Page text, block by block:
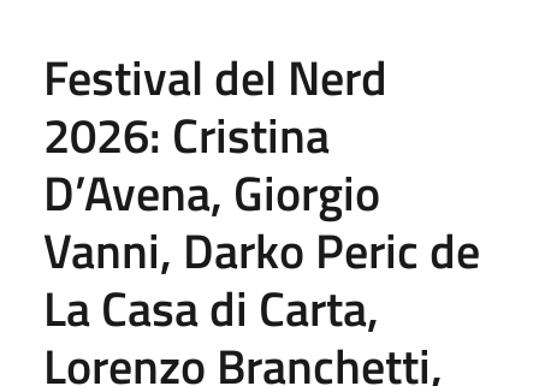
Festival del Nerd
2026: Cristina
D’Avena, Giorgio
Vanni, Darko Peric de
La Casa di Carta,
Lorenzo Branchetti,